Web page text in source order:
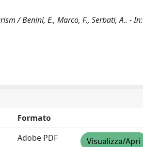
/ Benini, E., Marco, F., Serbati, A.. - In:
Formato
Adobe PDF Visualizza/Apri